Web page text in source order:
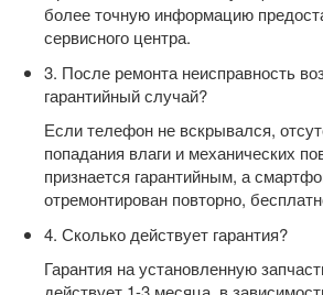
более точную информацию
сервисного центра.
3. После ремонта неисправность
гарантийный случай?
Если телефон не вскрывался,
попадания влаги и механических
признается гарантийным, а
отремонтирован повторно,
4. Сколько действует гарантия?
Гарантия на установленную